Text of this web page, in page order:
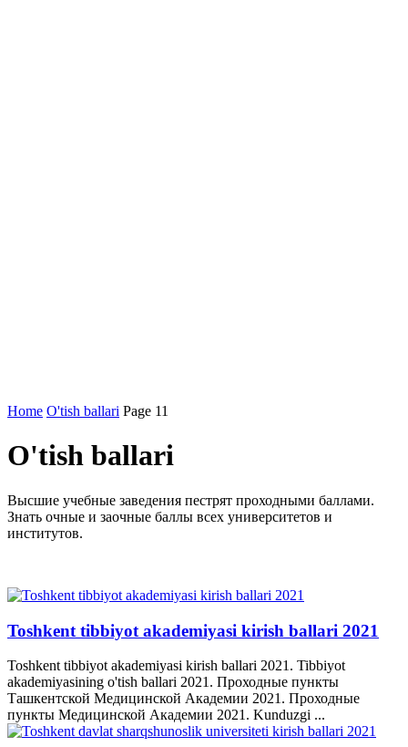
Home O'tish ballari Page 11
O'tish ballari
Высшие учебные заведения пестрят проходными баллами.
Знать очные и заочные баллы всех университетов и
институтов.
Toshkent tibbiyot akademiyasi kirish ballari 2021
Toshkent tibbiyot akademiyasi kirish ballari 2021. Tibbiyot
akademiyasining o'tish ballari 2021. Проходные пункты
Ташкентской Медицинской Академии 2021. Проходные
пункты Медицинской Академии 2021. Kunduzgi ...